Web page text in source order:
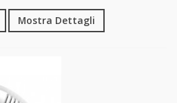
Mostra Dettagli